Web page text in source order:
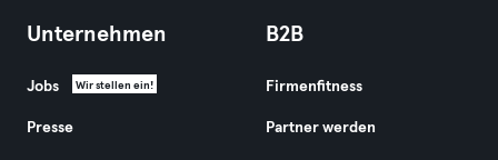
Unternehmen
Jobs Wir stellen ein!
Presse
B2B
Firmenfitness
Partner werden